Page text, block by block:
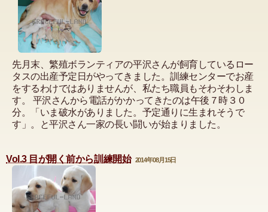
先月末、繁殖ボランティアの平沢さんが飼育しているロー
タスの出産予定日がやってきました。訓練センターでお産
をするわけではありませんが、私たち職員もそわそわしま
す。 平沢さんから電話がかかってきたのは午後７時３０
分。「いま破水がありました。予定通りに生まれそうで
す」。と平沢さん一家の長い闘いが始まりました。
Vol.3 目が開く前から訓練開始 2014年08月15日